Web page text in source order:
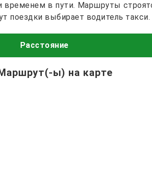
временем в пути. Маршруты
поездки выбирает водитель такси.
Расстояние
ы) на карте